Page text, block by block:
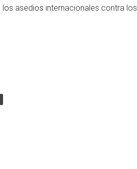
asedios internacionales contra los